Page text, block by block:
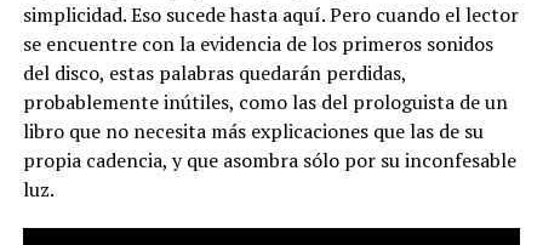
simplicidad. Eso sucede hasta aquí. Pero cuando el lector
se encuentre con la evidencia de los primeros sonidos
del disco, estas palabras quedarán perdidas,
probablemente inútiles, como las del prologuista de un
libro que no necesita más explicaciones que las de su
propia cadencia, y que asombra sólo por su inconfesable
luz.